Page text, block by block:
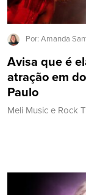
Por: Amanda
Avisa que é
atração em
Paulo
Meli Music e Rock